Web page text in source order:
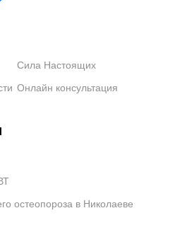
Сила Настоящих
Онлайн консультация
остеопороза в Николаеве